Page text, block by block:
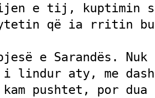
e tij, kuptimin
që ia rritin
pjesë e Sarandës.
i lindur aty, me
pushtet, por